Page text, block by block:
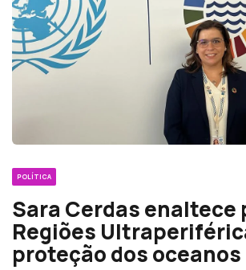
POLÍTICA
Sara Cerdas enaltece
Regiões
proteção dos oceanos